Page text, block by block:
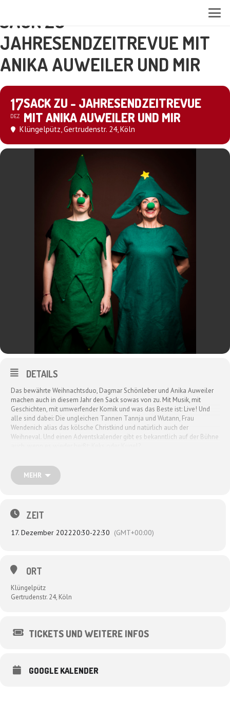
SACK ZU -
JAHRESENDZEITREVUE MIT
ANIKA AUWEILER UND MIR
17
DEZ
SACK ZU - JAHRESENDZEITREVUE
MIT ANIKA AUWEILER UND MIR
Klüngelpütz, Gertrudenstr. 24, Köln
DETAILS
Das bewährte Weihnachtsduo, Dagmar Schönleber und Anika Auweiler
machen auch in diesem Jahr den Sack sowas von zu. Mit Musik, mit
Geschichten, mit umwerfender Komik und was das Beste ist: Live! Und
alle sind dabei: Die ungleichen Tannen Tannja und Wutann, Frau
Wendenich alias das kölsche Christkind und natürlich auch der
Weihneval. Und einen Adventskalender gibt es bekanntlich auf der Bühne
„Sensationell, urkomisch, fette Rhythmen, ein bisschen Kindergeburtstag,
nachdenkliche Texte und viel gute Laune!“ Kölnische Rundschau
großartiger Stimme!“
MEHR
ZEIT
17. Dezember 202220:30-22:30 (GMT+00:00)
ORT
Klüngelpütz
Gertrudenstr. 24, Köln
TICKETS UND WEITERE INFOS
GOOGLE KALENDER